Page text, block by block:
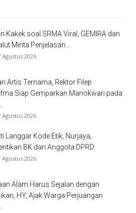
Kakek soal SRMA Viral, GEMIRA dan
Minta Penjelasan...
Agustus 2026
Artis Ternama, Rektor Filep
Siap Gemparkan Manokwari pada
Agustus 2026
Langgar Kode Etik, Nurjaya,
BK dari Anggota DPRD
Agustus 2026
Alam Harus Sejalan dengan
HY, Ajak Warga Perjuangan